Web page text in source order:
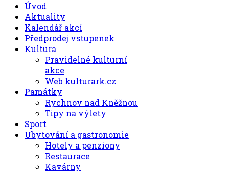
Úvod
Aktuality
Kalendář akcí
Předprodej vstupenek
Kultura
Pravidelné kulturní
akce
Web kulturark.cz
Památky
Rychnov nad Kněžnou
Tipy na výlety
Sport
Ubytování a gastronomie
Hotely a penziony
Restaurace
Kavárny